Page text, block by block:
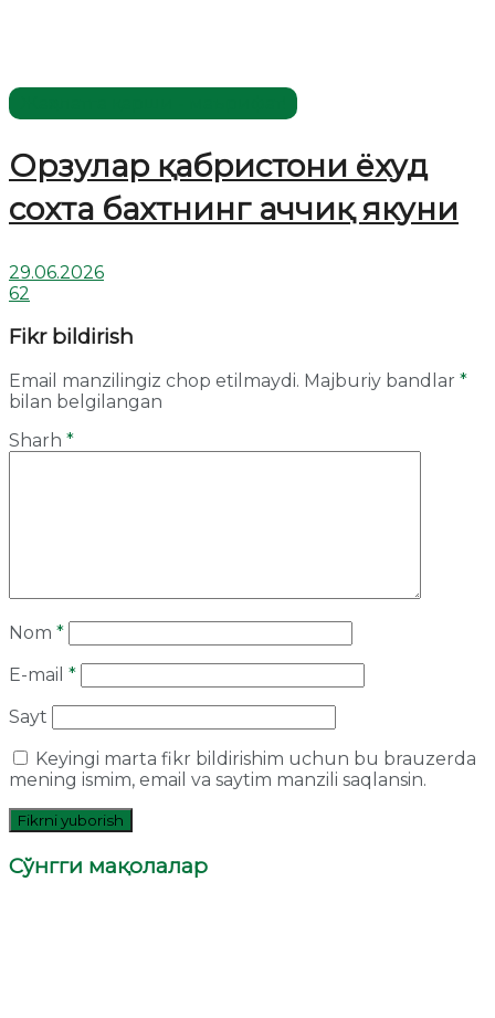
Орзулар қабристони ёхуд
сохта бахтнинг аччиқ якуни
29.06.2026
62
Fikr bildirish
Email manzilingiz chop etilmaydi. Majburiy bandlar *
bilan belgilangan
Sharh *
Nom *
E-mail *
Sayt
Keyingi marta fikr bildirishim uchun bu brauzerda
mening ismim, email va saytim manzili saqlansin.
Сўнгги мақолалар